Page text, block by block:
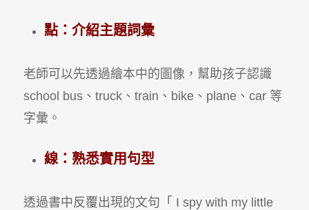
點：介紹主題詞彙
老師可以先透過繪本中的圖像，幫助孩子認識
school bus、truck、train、bike、plane、car 等
字彙。
線：熟悉實用句型
透過書中反覆出現的文句「 I spy with my little